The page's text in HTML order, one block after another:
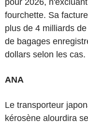
pour 2026,
fourchette. Sa
plus de 4 milliards
de bagages
dollars selon les cas.
ANA
Le transporteur
kérosène alourdira